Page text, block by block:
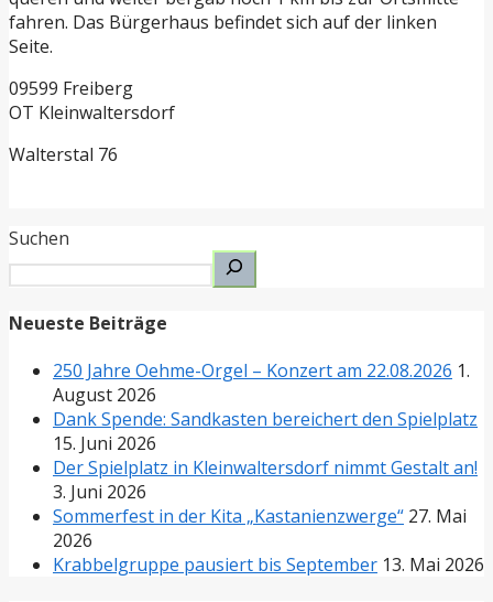
fahren. Das Bürgerhaus befindet sich auf der linken
Seite.
09599 Freiberg
OT Kleinwaltersdorf
Walterstal 76
Suchen
Neueste Beiträge
250 Jahre Oehme-Orgel – Konzert am 22.08.2026 1.
August 2026
Dank Spende: Sandkasten bereichert den Spielplatz
15. Juni 2026
Der Spielplatz in Kleinwaltersdorf nimmt Gestalt an!
3. Juni 2026
Sommerfest in der Kita „Kastanienzwerge“ 27. Mai
2026
Krabbelgruppe pausiert bis September 13. Mai 2026